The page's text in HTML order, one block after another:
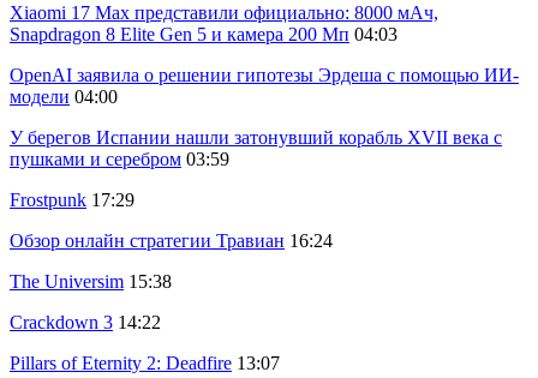
Xiaomi 17 Max представили официально: 8000 мАч,
Snapdragon 8 Elite Gen 5 и камера 200 Мп 04:03
OpenAI заявила о решении гипотезы Эрдеша с помощью ИИ-
модели 04:00
У берегов Испании нашли затонувший корабль XVII века с
пушками и серебром 03:59
Frostpunk 17:29
Обзор онлайн стратегии Травиан 16:24
The Universim 15:38
Crackdown 3 14:22
Pillars of Eternity 2: Deadfire 13:07